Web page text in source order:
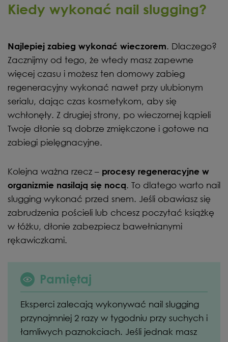
Kiedy wykonać nail slugging?
Najlepiej zabieg wykonać wieczorem. Dlaczego?
Zacznijmy od tego, że wtedy masz zapewne
więcej czasu i możesz ten domowy zabieg
regeneracyjny wykonać nawet przy ulubionym
serialu, dając czas kosmetykom, aby się
wchłonęły. Z drugiej strony, po wieczornej kąpieli
Twoje dłonie są dobrze zmiękczone i gotowe na
zabiegi pielęgnacyjne.
Kolejna ważna rzecz – procesy regeneracyjne w
organizmie nasilają się nocą. To dlatego warto nail
slugging wykonać przed snem. Jeśli obawiasz się
zabrudzenia pościeli lub chcesz poczytać książkę
w łóżku, dłonie zabezpiecz bawełnianymi
rękawiczkami.
Pamiętaj
Eksperci zalecają wykonywać nail slugging
przynajmniej 2 razy w tygodniu przy suchych i
łamliwych paznokciach. Jeśli jednak masz